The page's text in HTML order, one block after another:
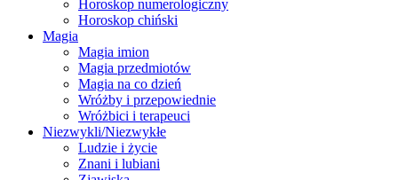
Horoskop numerologiczny
Horoskop chiński
Magia
Magia imion
Magia przedmiotów
Magia na co dzień
Wróżby i przepowiednie
Wróżbici i terapeuci
Niezwykli/Niezwykłe
Ludzie i życie
Znani i lubiani